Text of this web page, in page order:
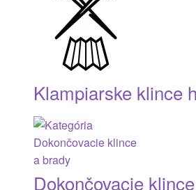
Klampiarske klince
Dokončovacie